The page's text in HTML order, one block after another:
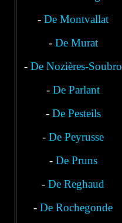
-De Montvallat
- De Murat
-De Nozières-Soubro
-De Parlant
- De Pesteils
-De Peyrusse
- De Pruns
-De Reghaud
-De Rochegonde